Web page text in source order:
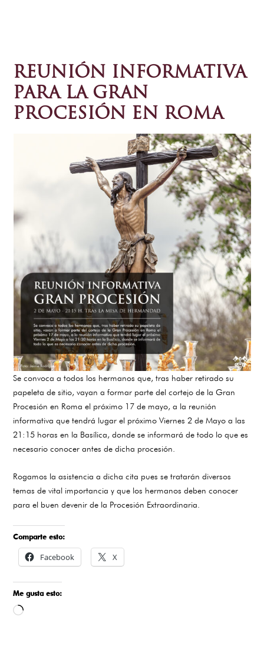
REUNIÓN INFORMATIVA
PARA LA GRAN
PROCESIÓN EN ROMA
Se convoca a todos los hermanos que, tras haber retirado su
papeleta de sitio, vayan a formar parte del cortejo de la Gran
Procesión en Roma el próximo 17 de mayo, a la reunión
informativa que tendrá lugar el próximo Viernes 2 de Mayo a las
21:15 horas en la Basílica, donde se informará de todo lo que es
necesario conocer antes de dicha procesión.
Rogamos la asistencia a dicha cita pues se tratarán diversos
temas de vital importancia y que los hermanos deben conocer
para el buen devenir de la Procesión Extraordinaria.
Comparte esto:
Facebook X
Me gusta esto:
Cargando...